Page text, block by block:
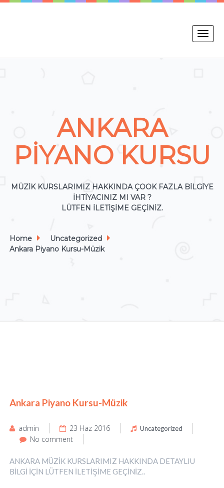
Toggle
ANKARA
PİYANO KURSU
MÜZİK KURSLARIMIZ HAKKINDA ÇOOK FAZLA BİLGİYE
İHTİYACINIZ MI VAR ?
LÜTFEN İLETİŞİME GEÇİNİZ.
Home
Uncategorized
Ankara Piyano Kursu-Müzik
Ankara Piyano Kursu-Müzik
admin 23 Haz 2016 Uncategorized
No comment
ANKARA MÜZİK KURSLARIMIZ HAKKINDA DETAYLIU
BİLGİ İÇİN LÜTFEN İLETİŞİME GEÇİNİZ..